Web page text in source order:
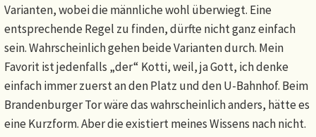
Varianten, wobei die männliche wohl überwiegt. Eine
entsprechende Regel zu finden, dürfte nicht ganz einfach
sein. Wahrscheinlich gehen beide Varianten durch. Mein
Favorit ist jedenfalls „der“ Kotti, weil, ja Gott, ich denke
einfach immer zuerst an den Platz und den U-Bahnhof. Beim
Brandenburger Tor wäre das wahrscheinlich anders, hätte es
eine Kurzform. Aber die existiert meines Wissens nach nicht.